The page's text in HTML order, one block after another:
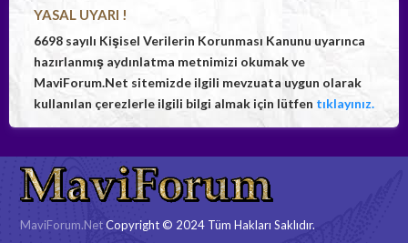
YASAL UYARI !
6698 sayılı Kişisel Verilerin Korunması Kanunu uyarınca
hazırlanmış aydınlatma metnimizi okumak ve
MaviForum.Net sitemizde ilgili mevzuata uygun olarak
kullanılan çerezlerle ilgili bilgi almak için lütfen tıklayınız.
MaviForum.NetCopyright © 2024 Tüm Hakları Saklıdır.